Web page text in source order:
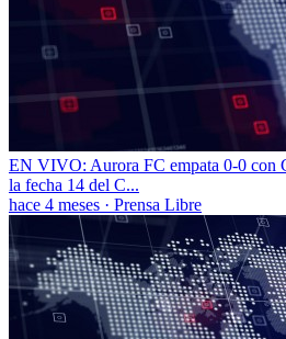
EN VIVO: Aurora FC empata 0-0 con
la fecha 14 del C...
hace 4 meses · Prensa Libre